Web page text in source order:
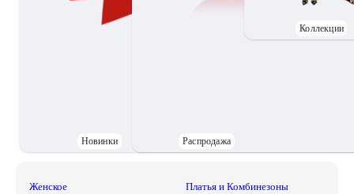
Новинки Распродажа
Коллекции
Женское Платья и Комбинезоны